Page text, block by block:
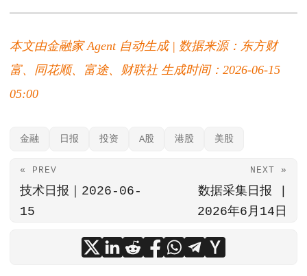
本文由金融家 Agent 自动生成 | 数据来源：东方财
富、同花顺、富途、财联社 生成时间：2026-06-15
05:00
金融 日报 投资 A股 港股 美股
« PREV
技术日报｜2026-06-
15
NEXT »
数据采集日报 |
2026年6月14日